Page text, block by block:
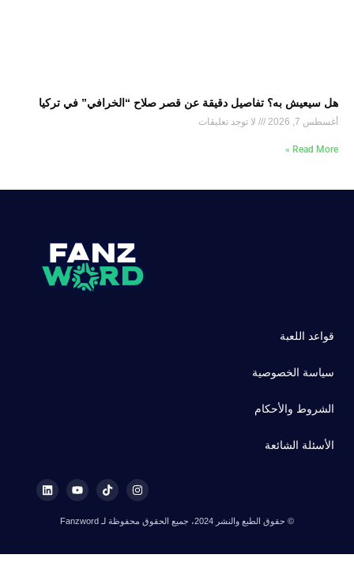
هل سيعيش به؟ تفاصيل دقيقة عن قصر صلاح “الخرافي” في تركيا
أغسطس 7, 2026 لا توجد تعليقات
Read More »
قواعد اللعبة
سياسة الخصوصية
الشروط والأحكام
الأسئلة الشائعة
© حقوق الطبع والنشر 2024، جميع الحقوق محفوظة لـ Fanzword